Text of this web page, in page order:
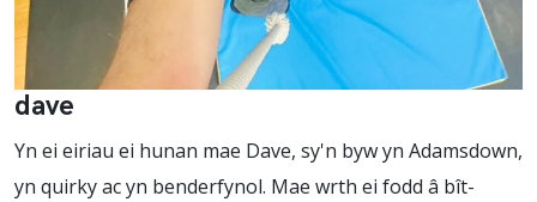
dave
Yn ei eiriau ei hunan mae Dave, sy'n byw yn Adamsdown,
yn quirky ac yn benderfynol. Mae wrth ei fodd â bît-